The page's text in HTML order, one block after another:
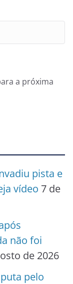
a próxima
pista e
vídeo 7 de
não foi
de 2026
pelo